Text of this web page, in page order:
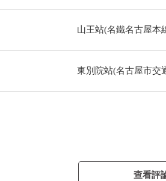
山王站(名鐵名古屋本
東別院站(名古屋市交
查看評